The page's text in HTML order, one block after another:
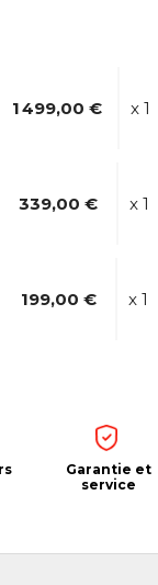
1 499,00 € x 1
339,00 € x 1
199,00 € x 1
Garantie et
service